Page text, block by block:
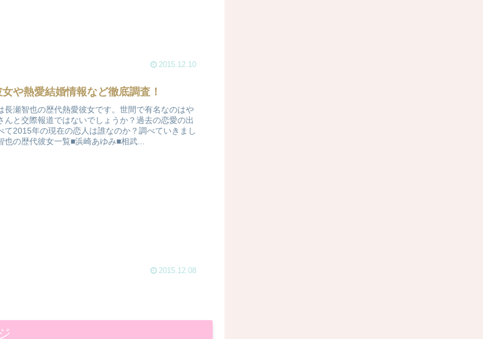
2015.12.10
や熱愛結婚情報など徹底調査！
長瀬智也の歴代熱愛彼女です。世間で有名なのはや
んと交際報道ではないでしょうか？過去の恋愛の出
て2015年の現在の恋人は誰なのか？調べていきまし
也の歴代彼女一覧■浜崎あゆみ■相武...
2015.12.08